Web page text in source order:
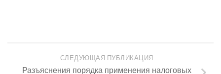
СЛЕДУЮЩАЯ ПУБЛИКАЦИЯ
Разъяснения порядка применения налоговых